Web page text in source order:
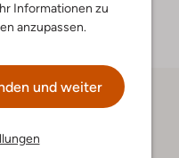
Informationen zu
anzupassen.
und weiter